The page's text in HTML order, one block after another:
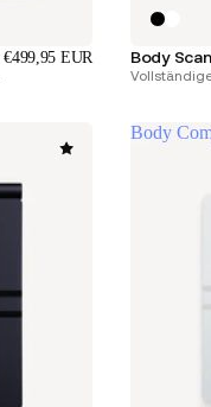
€499,95 EUR Body
Body